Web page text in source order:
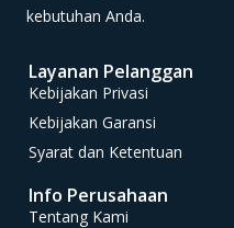
kebutuhan Anda.
Layanan Pelanggan
Kebijakan Privasi
Kebijakan Garansi
Syarat dan Ketentuan
Info Perusahaan
Tentang Kami